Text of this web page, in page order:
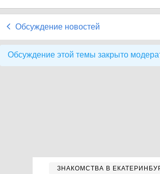
Обсуждение новостей
Обсуждение этой темы закрыто
ЗНАКОМСТВА В